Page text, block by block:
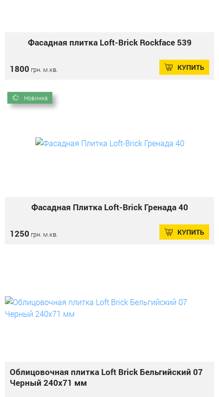
Фасадная плитка Loft-Brick Rockface 539
1800 грн. м.кв. КУПИТЬ
Новинка
Фасадная Плитка Loft-Brick Гренада 40
1250 грн. м.кв. КУПИТЬ
Облицовочная плитка Loft Brick Бельгийский 07
Черный 240x71 мм